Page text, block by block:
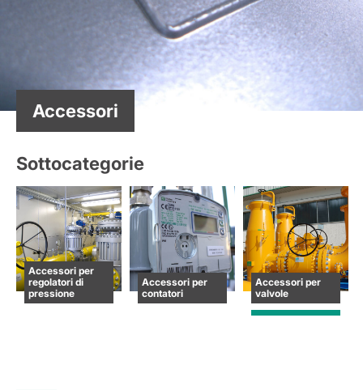
Accessori
Sottocategorie
Accessori per
regolatori di
pressione
Accessori per
contatori
Accessori per
valvole